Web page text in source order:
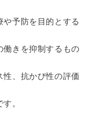
予防を目的とする
きを抑制するもの
、抗かび性の評価
。